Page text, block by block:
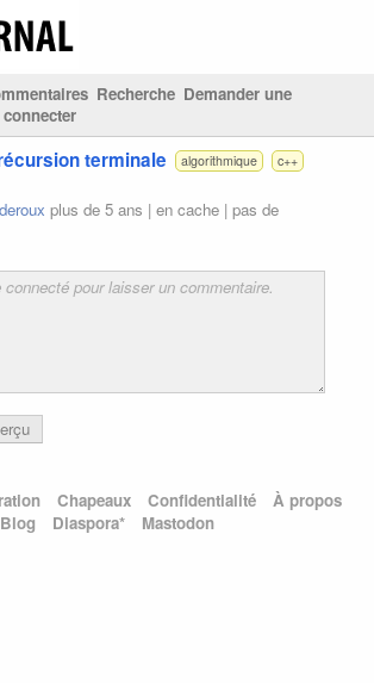
Recherche Demander une
connecter
terminale algorithmique c++
plus de 5 ans | en cache | pas de
Chapeaux Confidentialité
À propos
Blog
Diaspora* Mastodon